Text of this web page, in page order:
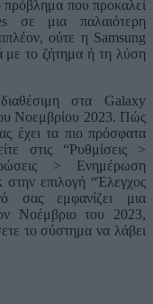
πρόβλημα που προκαλεί
σε μια παλαιότερη
ούτε η Samsung
με το ζήτημα ή τη λύση
στα Galaxy
Νοεμβρίου 2023. Πώς
έχει τα πιο πρόσφατα
στις “Ρυθμίσεις >
> Ενημέρωση
επιλογή “Έλεγχος
σας εμφανίζει μια
Νοέμβριο του 2023,
το σύστημα να λάβει